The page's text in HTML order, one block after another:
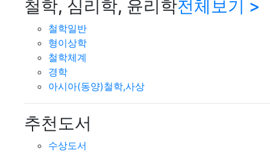
철학, 심리학, 윤리학전체보기 >
철학일반
형이상학
철학체계
경학
아시아(동양)철학,사상
추천도서
수상도서